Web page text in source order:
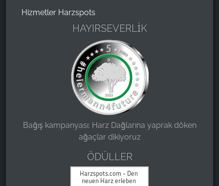
Hizmetler Harzspots
HAYIRSEVERLİK
Bağış kampanyası: Harz Dağlarına yaprak döken
ağaçlar dikiyoruz
ÖDÜLLER